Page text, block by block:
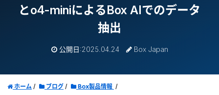
とo4-miniによるBox AIでのデータ
抽出
公開日:2025.04.24 Box Japan
ホーム ブログ
Box製品情報